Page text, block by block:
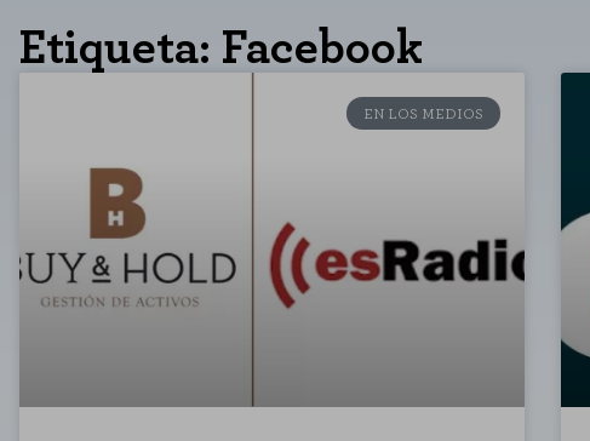
Etiqueta: Facebook
EN LOS MEDIOS
CONFIGURACIÓN DE